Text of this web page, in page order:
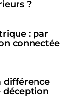
?
: par
connectée
différence
déception